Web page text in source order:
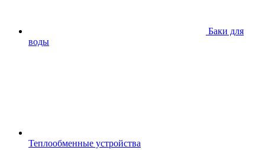
Баки для
воды
Теплообменные устройства